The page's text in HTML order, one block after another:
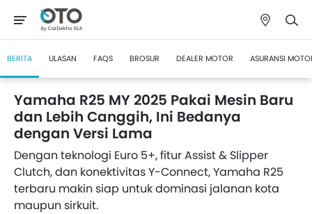
BERITA ULASAN FAQS BROSUR DEALER MOTOR ASURANSI
Yamaha R25 MY 2025 Pakai Mesin Baru
dan Lebih Canggih, Ini Bedanya
dengan Versi Lama
Dengan teknologi Euro 5+, fitur Assist & Slipper
Clutch, dan konektivitas Y-Connect, Yamaha R25
terbaru makin siap untuk dominasi jalanan kota
maupun sirkuit.